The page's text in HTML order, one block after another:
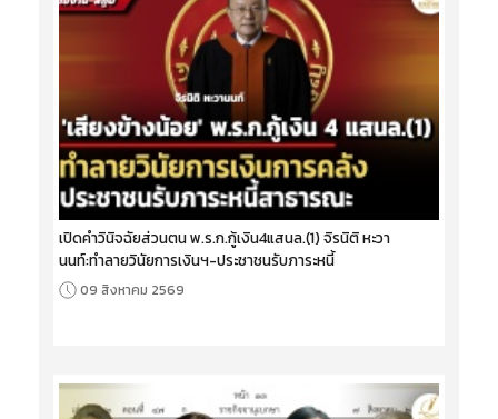
เปิดคำวินิจฉัยส่วนตน พ.ร.ก.กู้เงิน4แสนล.(1) จิรนิติ หะวา
นนท์:ทำลายวินัยการเงินฯ-ประชาชนรับภาระหนี้
09 สิงหาคม 2569